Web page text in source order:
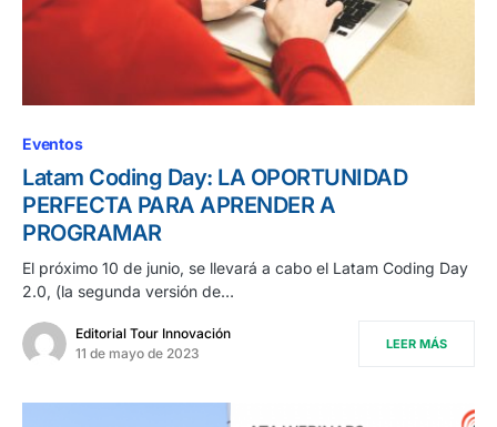
Eventos
Latam Coding Day: LA OPORTUNIDAD
PERFECTA PARA APRENDER A
PROGRAMAR
El próximo 10 de junio, se llevará a cabo el Latam Coding Day
2.0, (la segunda versión de…
Editorial Tour Innovación
11 de mayo de 2023
LEER MÁS